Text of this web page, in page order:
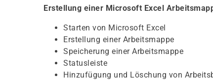
Erstellung einer Microsoft Excel
Starten von Microsoft Excel
Erstellung einer Arbeitsmappe
Speicherung einer Arbeitsmappe
Statusleiste
Hinzufügung und Löschung von